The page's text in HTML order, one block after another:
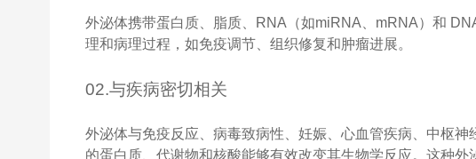
外泌体携带蛋白质、脂质、RNA（如miRNA、mRNA）和
理和病理过程，如免疫调节、组织修复和肿瘤进展。
02.与疾病密切相关
外泌体与免疫反应、病毒致病性、妊娠、心血管疾病、中枢
的蛋白质、代谢物和核酸能够有效改变其生物学反应。这种